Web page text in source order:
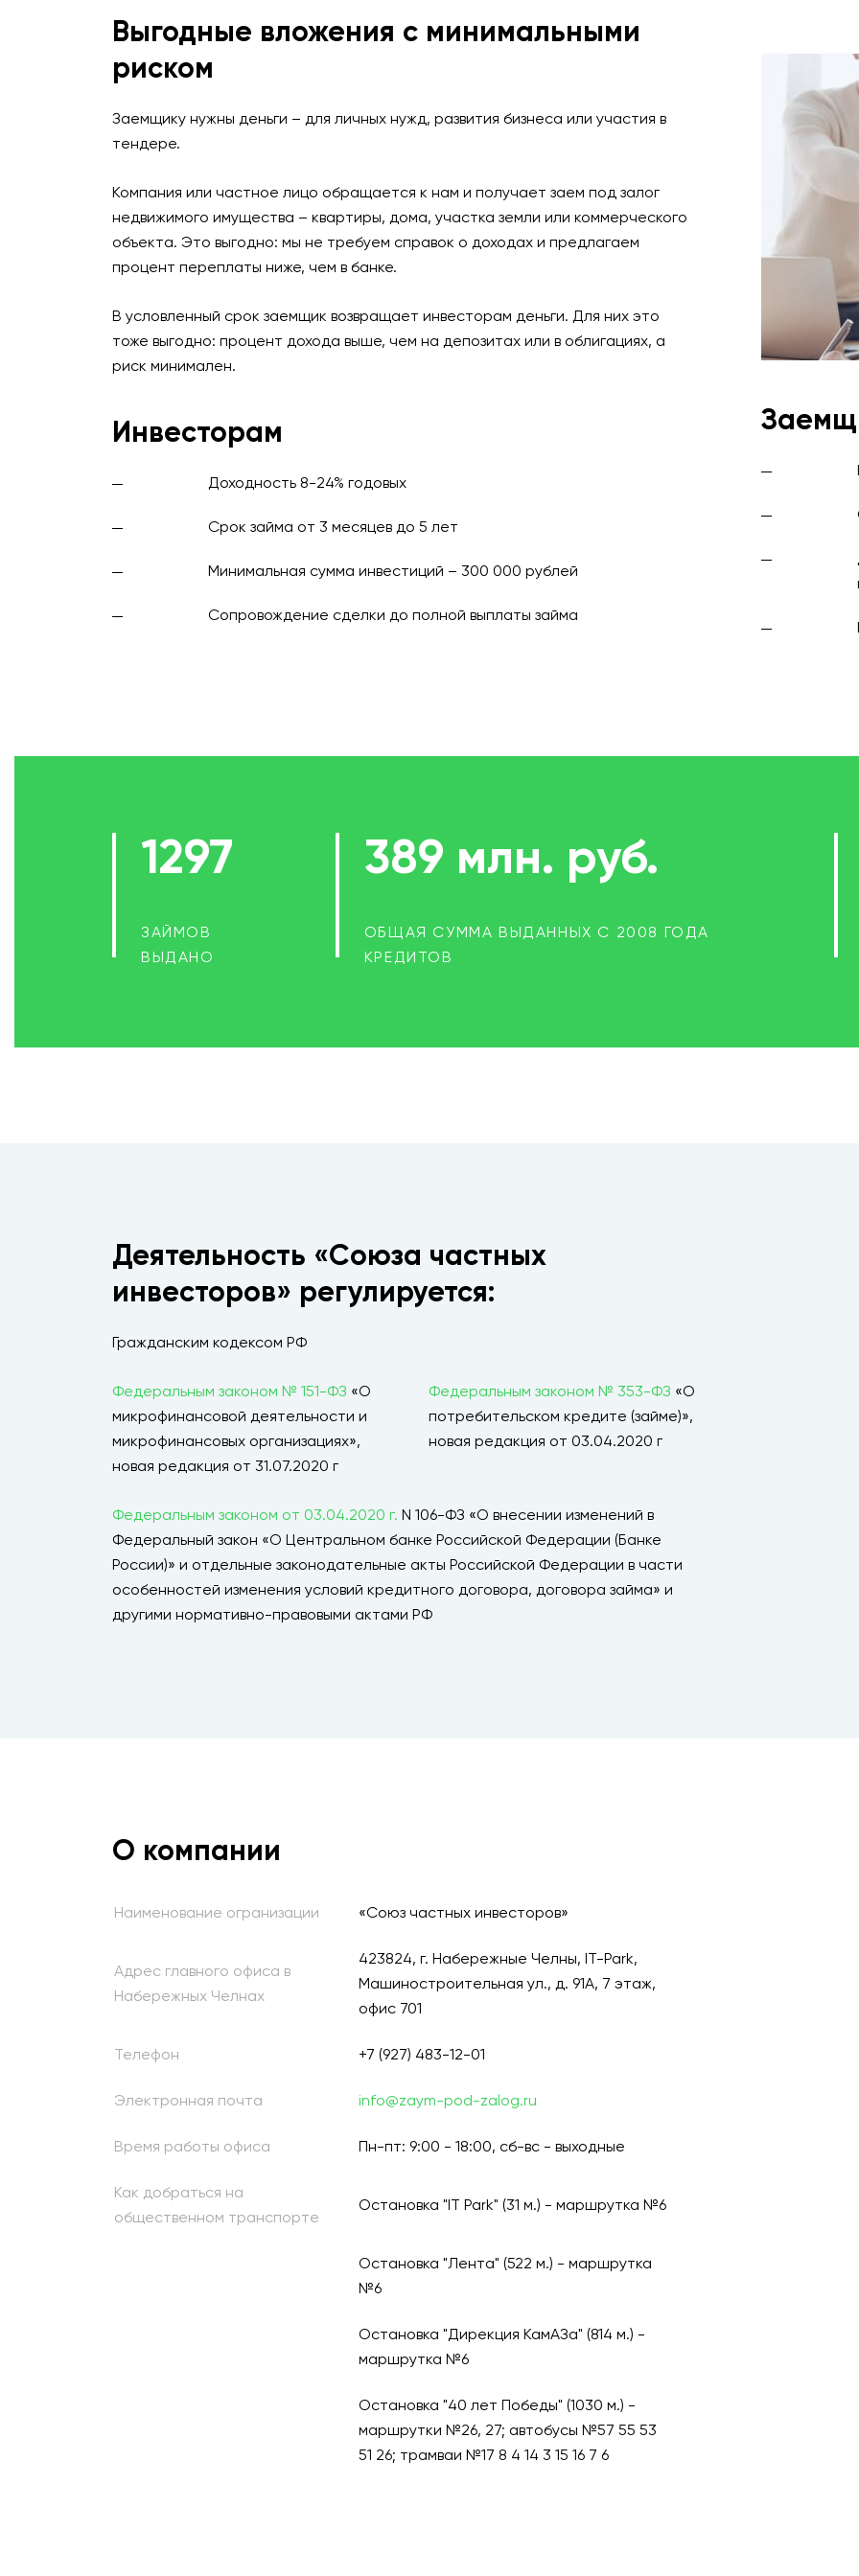
+7 (927) 483-12-01
Выгодные вложения с минимальными
риском
Заемщику нужны деньги – для личных нужд, развития бизнеса или участия в
тендере.
Компания или частное лицо обращается к нам и получает заем под залог
недвижимого имущества – квартиры, дома, участка земли или коммерческого
объекта. Это выгодно: мы не требуем справок о доходах и предлагаем
процент переплаты ниже, чем в банке.
В условленный срок заемщик возвращает инвесторам деньги. Для них это
тоже выгодно: процент дохода выше, чем на депозитах или в облигациях, а
риск минимален.
Инвесторам
Доходность 8-24% годовых
Срок займа от 3 месяцев до 5 лет
Минимальная сумма инвестиций – 300 000 рублей
Сопровождение сделки до полной выплаты займа
1297
ЗАЙМОВ
ВЫДАНО
389 млн. руб.
ОБЩАЯ СУММА ВЫДАННЫХ С 2008 ГОДА
КРЕДИТОВ
Деятельность «Союза частных
инвесторов» регулируется:
Гражданским кодексом РФ
Федеральным законом № 151-ФЗ «О
микрофинансовой деятельности и
микрофинансовых организациях»,
новая редакция от 31.07.2020 г
Федеральным законом № 353-ФЗ «О
потребительском кредите (займе)»,
новая редакция от 03.04.2020 г
Федеральным законом от 03.04.2020 г. N 106-ФЗ «О внесении изменений в
Федеральный закон «О Центральном банке Российской Федерации (Банке
России)» и отдельные законодательные акты Российской Федерации в части
особенностей изменения условий кредитного договора, договора займа» и
другими нормативно-правовыми актами РФ
О компании
Наименование огранизации «Союз частных инвесторов»
Адрес главного офиса в
Набережных Челнах
423824, г. Набережные Челны, IT-Park,
Машиностроительная ул., д. 91А, 7 этаж,
офис 701
Телефон +7 (927) 483-12-01
Электронная почта info@zaym-pod-zalog.ru
Время работы офиса Пн-пт: 9:00 - 18:00, сб-вс - выходные
Как добраться на
общественном транспорте
Остановка "IT Park" (31 м.) - маршрутка №6
Остановка "Лента" (522 м.) - маршрутка
№6
Остановка "Дирекция КамАЗа" (814 м.) -
маршрутка №6
Остановка "40 лет Победы" (1030 м.) -
маршрутки №26, 27; автобусы №57 55 53
51 26; трамваи №17 8 4 14 3 15 16 7 6